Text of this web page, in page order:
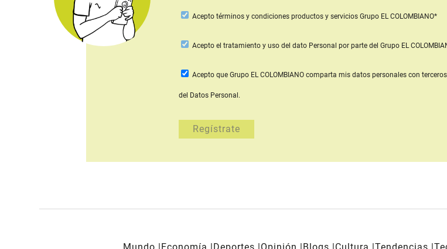
Acepto términos y condiciones productos y servicios Grupo EL COLOMBIANO*
Aceptoel tratamiento y uso del dato Personal por parte del Grupo EL
Acepto que Grupo EL COLOMBIANO comparta mis datos personales con
del Datos Personal.